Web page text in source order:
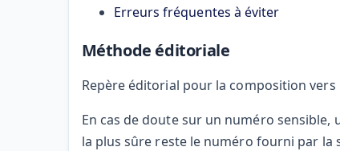
Erreurs fréquentes à éviter
Méthode éditoriale
Repère éditorial pour la composition vers
En cas de doute sur un numéro
la plus sûre reste le numéro fourni par